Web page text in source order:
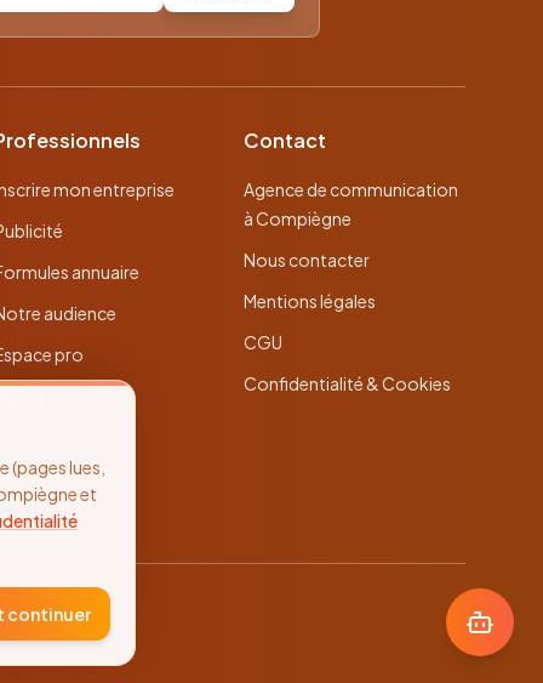
mon entreprise
annuaire
audience
pro
Contact
Agence de communication
à Compiègne
Nous contacter
Mentions légales
CGU
Confidentialité & Cookies
lues,
et
continuer